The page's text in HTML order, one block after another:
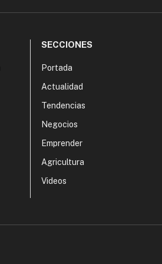
SECCIONES
Portada
Actualidad
Tendencias
Negocios
Emprender
Agricultura
Videos